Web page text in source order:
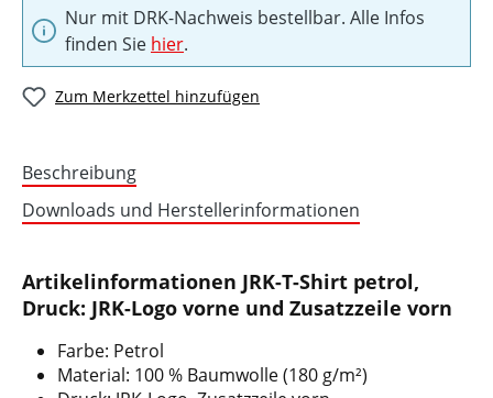
Nur mit DRK-Nachweis bestellbar. Alle Infos
finden Sie hier.
Zum Merkzettel hinzufügen
Beschreibung
Downloads und Herstellerinformationen
Artikelinformationen JRK-T-Shirt petrol,
Druck: JRK-Logo vorne und Zusatzzeile vorn
Farbe: Petrol
Material: 100 % Baumwolle (180 g/m²)